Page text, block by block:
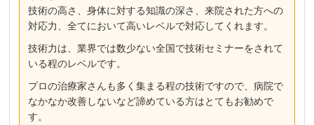
技術の高さ、身体に対する知識の深さ、来院された方への
対応力、全てにおいて高いレベルで対応してくれます。
技術力は、業界では数少ない全国で技術セミナーをされて
いる程のレベルです。
プロの治療家さんも多く集まる程の技術ですので、病院で
なかなか改善しないなど諦めている方はとてもお勧めで
す。